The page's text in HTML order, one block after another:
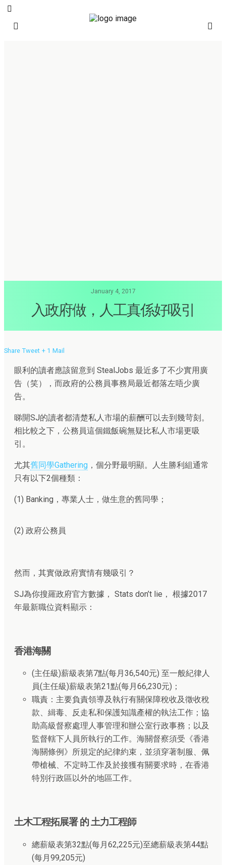
January 4, 2017
入政府做，人工真係好吸引
Share Tweet + 1 Mail
眼利的讀者應該留意到 StealJobs 最近多了不少實用廣
告（笑），而政府的公務員事務局最近都落左唔少廣
告。
睇開SJ的讀者都清楚私人市場的薪酬可以去到幾苛刻。
相比較之下，公務員這個鐵飯碗無疑比私人市場更吸
引。
尤其舊同學Gathering ，個分野最明顯。人生勝利組通常
只有以下2個種類：
(1) Banking，專業人士，做生意的舊同學；
(2) 政府公務員
然而，其實做政府實情有幾吸引？
SJ為你搜羅政府官方數據， Stats don’t lie， 根據2017
年最新職位資料顯示：
香港海關
(主任級)薪級表第7點(每月36,540元) 至一般紀律人
員(主任級)薪級表第21點(每月66,230元)；
職責：主要負責領導及執行有關保障稅收及徵收稅
款、緝毒、反走私和保護知識產權的執法工作；協
助高級督察處理人事管理和辦公室行政事務；以及
監督轄下人員所執行的工作。海關督察須受《香港
海關條例》所規定的紀律約束，並須穿著制服、佩
帶槍械、不定時工作及於接獲有關要求時，在香港
特別行政區以外的地區工作。
土木工程拓展署 的 土力工程師
總薪級表第32點(每月62,225元)至總薪級表第44點
(每月99,205元)